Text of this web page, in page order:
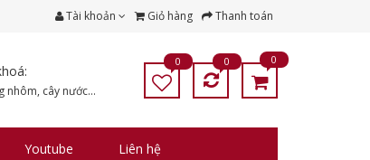
Tài khoản Giỏ hàng Thanh toán
nhôm, cây nước...
0 0 0
Youtube Liên hệ